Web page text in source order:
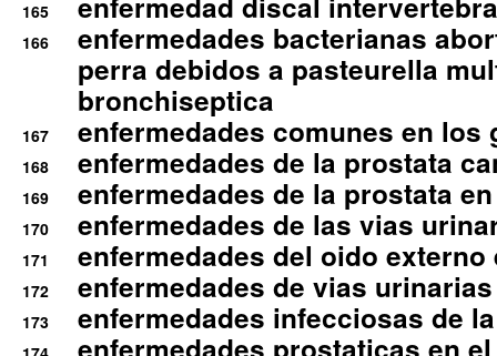
165
166
enfermedades bacterianas
perra debidos a pasteurella
bronchiseptica
167 enfermedades comunes en los
168 enfermedades de la prostata
169 enfermedades de la prostata
170 enfermedades de las vias
171 enfermedades del oido
172 enfermedades de vias
173 enfermedades infecciosas de
enfermedades prostaticas en